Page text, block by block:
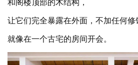
就像这间会议室，保留了上百年的原
和阁楼顶部的木结构，
让它们完全暴露在外面，不加任何修
就像在一个古宅的房间开会。